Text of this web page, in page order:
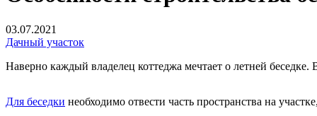
03.07.2021
Дачный участок
Наверно каждый владелец коттеджа мечтает о летней
Для беседки необходимо отвести часть пространства на